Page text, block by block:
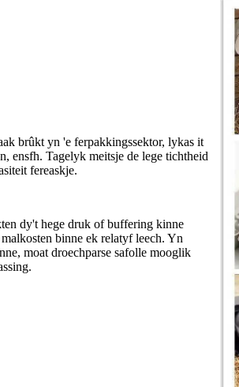
brûkt yn 'e ferpakkingssektor, lykas it
ensfh. Tagelyk meitsje de lege tichtheid
fereaskje.
dy't hege druk of buffering kinne
binne ek relatyf leech. Yn
moat droechparse safolle mooglik